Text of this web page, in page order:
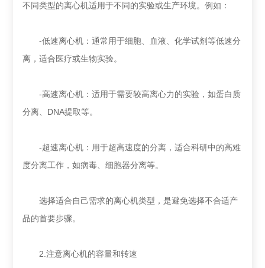
不同类型的离心机适用于不同的实验或生产环境。例如：
-低速离心机：通常用于细胞、血液、化学试剂等低速分
离，适合医疗或生物实验。
-高速离心机：适用于需要较高离心力的实验，如蛋白质
分离、DNA提取等。
-超速离心机：用于超高速度的分离，适合科研中的高难
度分离工作，如病毒、细胞器分离等。
选择适合自己需求的离心机类型，是避免选择不合适产
品的首要步骤。
2.注意离心机的容量和转速